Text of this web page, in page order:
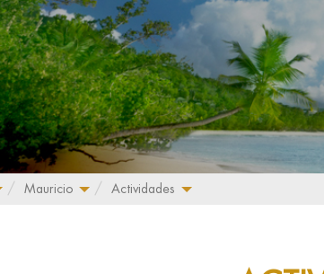
Mauricio Actividades